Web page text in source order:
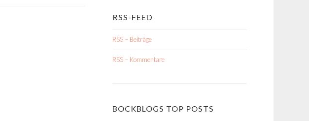
RSS-FEED
RSS – Beiträge
RSS – Kommentare
BOCKBLOGS TOP POSTS